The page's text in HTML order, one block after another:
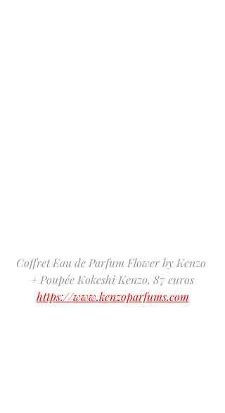
Coffret Eau de Parfum Flower by Kenzo
+ Poupée Kokeshi Kenzo, 87 euros
https://www.kenzoparfums.com